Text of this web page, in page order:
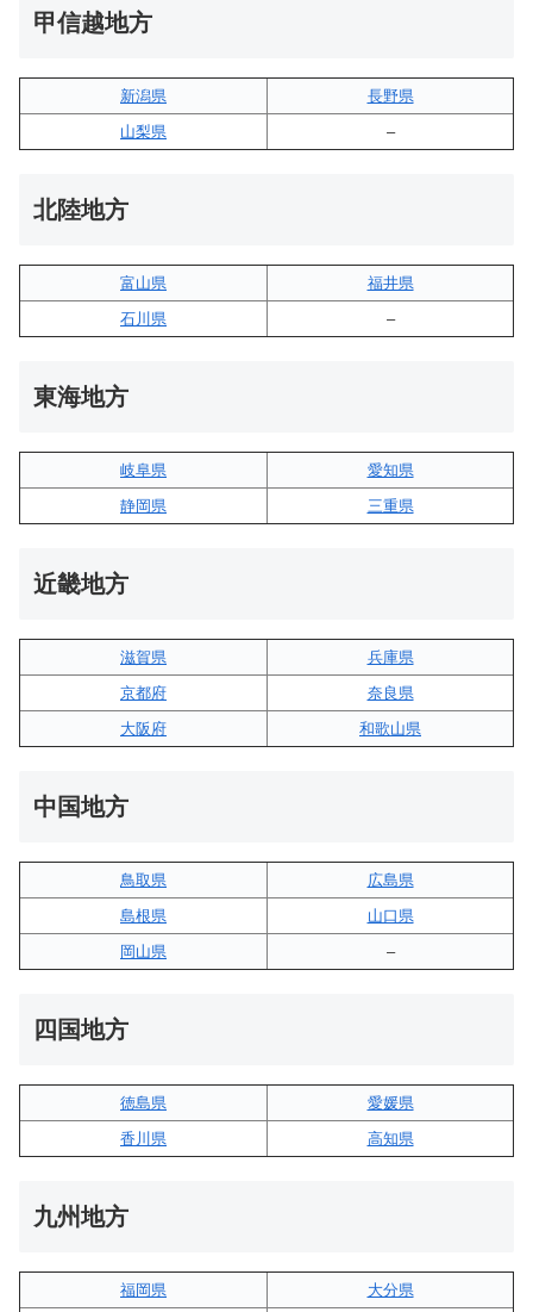
甲信越地方
新潟県
長野県
山梨県
–
北陸地方
富山県
福井県
石川県
–
東海地方
岐阜県
愛知県
静岡県
三重県
近畿地方
滋賀県
兵庫県
京都府
奈良県
大阪府
和歌山県
中国地方
鳥取県
広島県
島根県
山口県
岡山県
–
四国地方
徳島県
愛媛県
香川県
高知県
九州地方
福岡県 大分県